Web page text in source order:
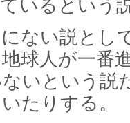
いるという
ない説とし
球人が一番
いという説
たりする。